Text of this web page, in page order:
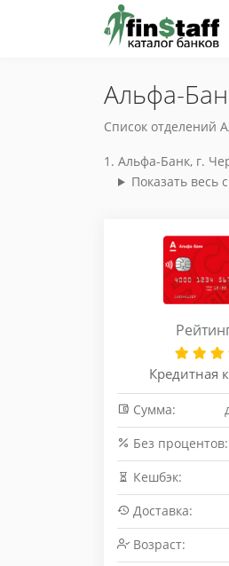
Альфа-
Список отделений
Альфа-Банк, г.
Показать весь
Кредитная
Сумма:
Без процентов:
Кешбэк:
Доставка:
Возраст: